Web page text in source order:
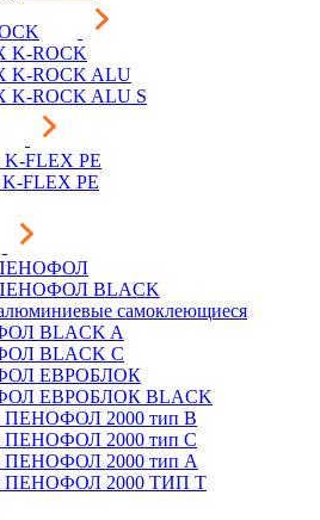
K-ROCK
K-ROCK ALU
K-ROCK ALU S
K-FLEX PE
FLEX PE
BLACK
самоклеющиеся
BLACK A
BLACK С
ЕВРОБЛОК
ЕВРОБЛОК BLACK
ПЕНОФОЛ 2000 тип B
ПЕНОФОЛ 2000 тип C
ПЕНОФОЛ 2000 тип А
ПЕНОФОЛ 2000 ТИП Т